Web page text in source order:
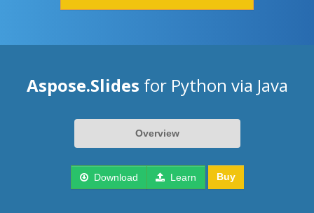
Aspose.Slides for Python via Java
Overview
Download Learn Buy